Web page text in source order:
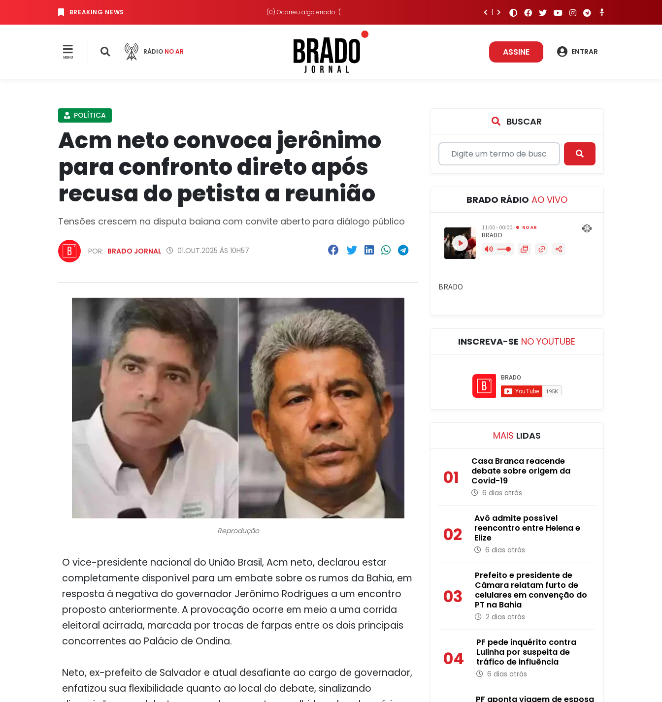
BREAKING NEWS (0) Ocorreu algo errado :'(
MENU
RÁDIO NO AR ASSINE ENTRAR
POLÍTICA
Acm neto convoca jerônimo
para confronto direto após
recusa do petista a reunião
Tensões crescem na disputa baiana com convite aberto para diálogo público
POR: BRADO JORNAL 01.OUT.2025 ÀS 10H57
Reprodução
O vice-presidente nacional do União Brasil, Acm neto, declarou estar
completamente disponível para um embate sobre os rumos da Bahia, em
resposta à negativa do governador Jerônimo Rodrigues a um encontro
proposto anteriormente. A provocação ocorre em meio a uma corrida
eleitoral acirrada, marcada por trocas de farpas entre os dois principais
concorrentes ao Palácio de Ondina.
Neto, ex-prefeito de Salvador e atual desafiante ao cargo de governador,
enfatizou sua flexibilidade quanto ao local do debate, sinalizando
BUSCAR
BRADO RÁDIO AO VIVO
INSCREVA-SE NO YOUTUBE
MAIS LIDAS
01
Casa Branca reacende
debate sobre origem da
Covid-19
6 dias atrás
02
Avô admite possível
reencontro entre Helena e
Elize
6 dias atrás
03
Prefeito e presidente de
Câmara relatam furto de
celulares em convenção do
PT na Bahia
2 dias atrás
04
PF pede inquérito contra
Lulinha por suspeita de
tráfico de influência
6 dias atrás
PF aponta viagem de esposa